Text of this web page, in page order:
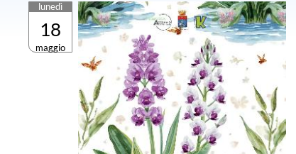
lunedì
18
maggio